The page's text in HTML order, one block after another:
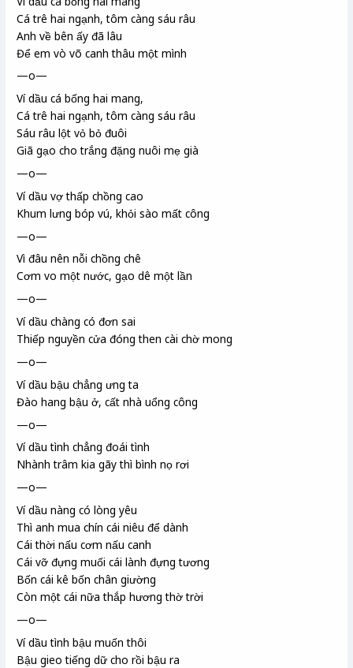
Cá trê hai ngạnh, tôm càng sáu râu
Anh về bên ấy đã lâu
Để em vò võ canh thâu một mình
—o—
Ví dầu cá bống hai mang,
Cá trê hai ngạnh, tôm càng sáu râu
Sáu râu lột vỏ bỏ đuôi
Giã gạo cho trắng đặng nuôi mẹ già
—o—
Ví dầu vợ thấp chồng cao
Khum lưng bóp vú, khỏi sào mất công
—o—
Vì đâu nên nỗi chồng chê
Cơm vo một nước, gạo dê một lần
—o—
Ví dầu chàng có đơn sai
Thiếp nguyền cửa đóng then cài chờ mong
—o—
Ví dầu bậu chẳng ưng ta
Đào hang bậu ở, cất nhà uổng công
—o—
Ví dầu tình chẳng đoái tình
Nhành trâm kia gãy thì bình nọ rơi
—o—
Ví dầu nàng có lòng yêu
Thì anh mua chín cái niêu để dành
Cái thời nấu cơm nấu canh
Cái vỡ đựng muối cái lành đựng tương
Bốn cái kê bốn chân giường
Còn một cái nữa thắp hương thờ trời
—o—
Ví dầu tình bậu muốn thôi
Bậu gieo tiếng dữ cho rồi bậu ra